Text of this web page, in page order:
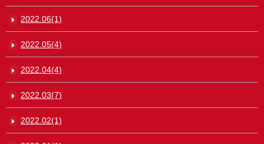
2022.06(1)
2022.05(4)
2022.04(4)
2022.03(7)
2022.02(1)